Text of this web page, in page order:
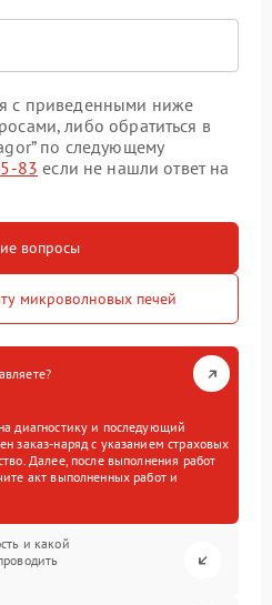
с приведенными ниже
либо обратиться в
по следующему
83 если не нашли ответ на
вопросы
микроволновых печей
диагностику и последующий
заказ-наряд с указанием страховых
Далее, после выполнения работ
акт выполненных работ и
и какой